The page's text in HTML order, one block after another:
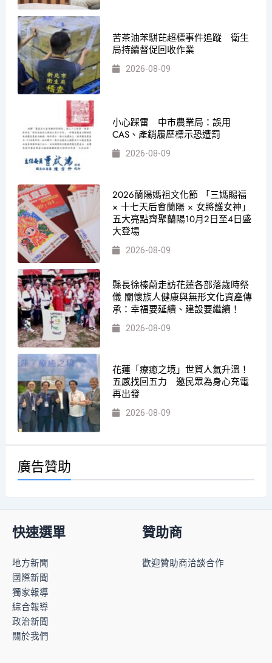
苦茶油苯駢芘超標事件追蹤 衛生
局持續督促回收作業
2026-08-09
小心踩雷 中市農業局：誤用
CAS、產銷履歷標示恐遭罰
2026-08-09
2026蘭陽媽祖文化節 「三媽賜福
× 十七天后會蘭陽 × 女將護女神」
五大亮點齊聚蘭陽10月2日至4日盛
大登場
2026-08-09
縣長徐榛蔚走訪花蓮各部落歲時祭
儀 關懷族人健康與無形文化資產傳
承：幸福要延續、建設要繼續！
2026-08-09
花蓮「療癒之境」世貿人氣升溫！
五感找回五力 邀民眾為身心充電
再出發
2026-08-09
廣告贊助
快速選單
地方新聞
國際新聞
獨家報導
綜合報導
政治新聞
關於我們
贊助商
歡迎贊助商洽談合作